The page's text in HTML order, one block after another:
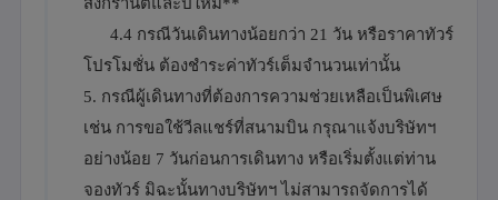
4.4 กรณีวันเดินทางน้อยกว่า 21 วัน หรือราคาทัวร์
โปรโมชั่น ต้องชำระค่าทัวร์เต็มจำนวนเท่านั้น
5. กรณีผู้เดินทางที่ต้องการความช่วยเหลือเป็นพิเศษ
เช่น การขอใช้วีลแชร์ที่สนามบิน กรุณาแจ้งบริษัทฯ
อย่างน้อย 7 วันก่อนการเดินทาง หรือเริ่มตั้งแต่ท่าน
จองทัวร์ มิฉะนั้นทางบริษัทฯ ไม่สามารถจัดการได้